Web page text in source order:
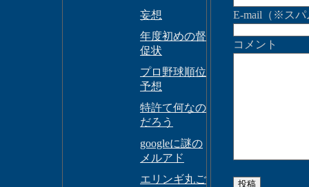
妄想
年度初めの督
促状
プロ野球順位
予想
特許て何なの
だろう
googleに謎の
メルアド
エリンギ丸ご
E-mail（※スパ
コメント